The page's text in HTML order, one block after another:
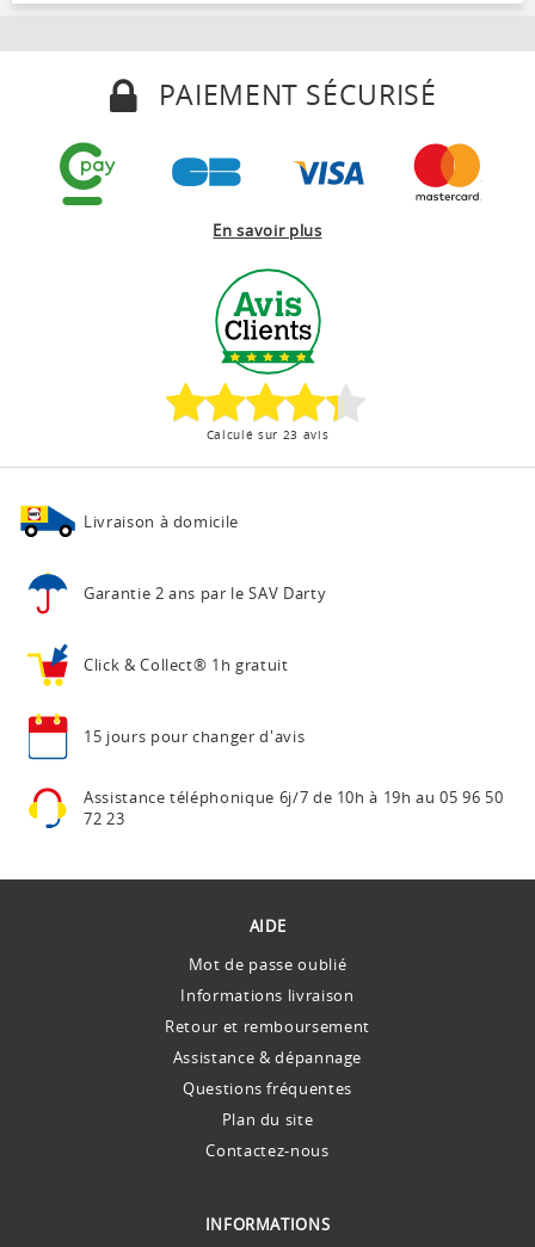
PAIEMENT SÉCURISÉ
En savoir plus
Calculé sur 23 avis
Livraison à domicile
Garantie 2 ans par le SAV Darty
Click & Collect® 1h gratuit
15 jours pour changer d'avis
Assistance téléphonique 6j/7 de 10h à 19h au 05 96 50
72 23
AIDE
Mot de passe oublié
Informations livraison
Retour et remboursement
Assistance & dépannage
Questions fréquentes
Plan du site
Contactez-nous
INFORMATIONS